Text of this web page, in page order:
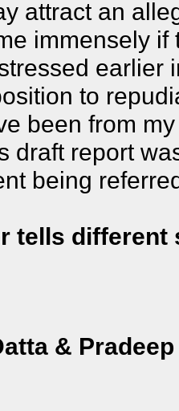
attract an
immensely
earlier
to
been from
draft report
being
tells
&